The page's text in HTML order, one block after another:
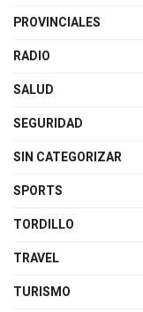
PROVINCIALES
RADIO
SALUD
SEGURIDAD
SIN CATEGORIZAR
SPORTS
TORDILLO
TRAVEL
TURISMO